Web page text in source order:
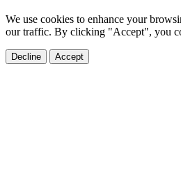
We use cookies to enhance your
our traffic. By clicking "Accept", you
Decline Accept